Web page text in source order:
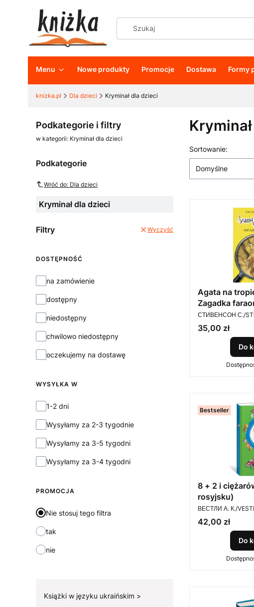
Menu Nowe produkty Promocje Dostawa Formy
knizka.pl Dla dzieci Kryminał dla dzieci
Podkategorie i filtry
w kategorii: Kryminał dla dzieci
Podkategorie
Wróć do: Dla dzieci
Kryminał dla dzieci
Filtry Wyczyść
DOSTĘPNOŚĆ
Dostępność
na zamówienie
dostępny
niedostępny
chwilowo niedostępny
oczekujemy na dostawę
WYSYŁKA W
Wysyłka w
1-2 dni
Wysyłamy za 2-3 tygodnie
Wysyłamy za 3-5 tygodni
Wysyłamy za 3-4 tygodni
PROMOCJA
Nie stosuj tego filtra
tak
nie
Książki w języku ukraińskim
Lista
Sortowanie:
Domyślne
Agata na
Zagadka
PRODUCENT
СТИВЕНСОН С./
Cena
35,00 zł
Do
Bestseller
8 + 2 i
rosyjsku)
PRODUCENT
ВЕСТЛИ А. К./
Cena
42,00 zł
Do